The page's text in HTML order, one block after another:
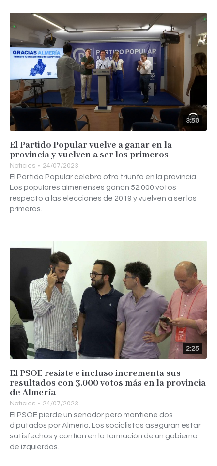
3:50
El Partido Popular vuelve a ganar en la
provincia y vuelven a ser los primeros
Noticias 24/07/2023
El Partido Popular celebra otro triunfo en la provincia.
Los populares almerienses ganan 52.000 votos
respecto a las elecciones de 2019 y vuelven a ser los
primeros.
2:25
El PSOE resiste e incluso incrementa sus
resultados con 3.000 votos más en la provincia
de Almería
Noticias 24/07/2023
El PSOE pierde un senador pero mantiene dos
diputados por Almería. Los socialistas aseguran estar
satisfechos y confían en la formación de un gobierno
de izquierdas.